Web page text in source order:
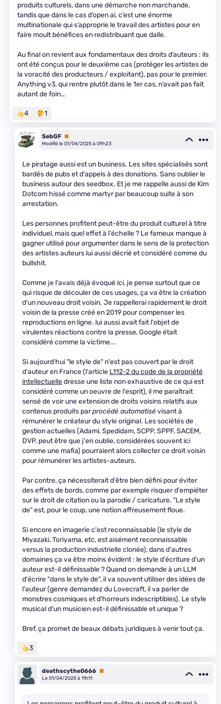
produits culturels, dans une démarche non marchande,
tandis que dans le cas d’open ai, c’est une énorme
multinationale qui s’approprie le travail des artistes pour en
faire moult bénéfices en redistribuant que dalle.
Au final on revient aux fondamentaux des droits d’auteurs : ils
ont été conçus pour le deuxième cas (protéger les artistes de
la voracité des producteurs / exploitant), pas pour le premier.
Anything v3, qui rentre plutôt dans le 1er cas, n’avait pas fait
autant de foin…
4 1
SebGF Premium
Modifié le 01/04/2025 à 09h23
Le piratage aussi est un business. Les sites spécialisés sont
bardés de pubs et d'appels à des donations. Sans oublier le
business autour des seedbox. Et je me rappelle aussi de Kim
Dotcom hissé comme martyr par beaucoup suite à son
arrestation.
Les personnes profitent peut-être du produit culturel à titre
individuel, mais quel effet à l'échelle ? Le fameux manque à
gagner utilisé pour argumenter dans le sens de la protection
des artistes auteurs lui aussi décrié et considéré comme du
bullshit.
Comme je l'avais déjà évoqué ici, je pense surtout que ce
qui risque de découler de ces usages, ça va être la création
d'un nouveau droit voisin. Je rappellerai rapidement le droit
voisin de la presse créé en 2019 pour compenser les
reproductions en ligne. lui aussi avait fait l'objet de
virulentes réactions contre la presse, Google était
considéré comme la victime...
Si aujourd'hui "le style de" n'est pas couvert par le droit
d'auteur en France (l'article L112-2 du code de la propriété
intellectuelledresse une liste non exhaustive de ce qui est
considéré comme un oeuvre de l'esprit), il me paraîtrait
sensé de voir une extension de droits voisins relatifs aux
contenus produits parprocédé automatisévisant à
rémunérer le créateur du style original. Les sociétés de
gestion actuelles (Adami, Spedidam, SCPP, SPPF, SACEM,
DVP, peut être que j'en oublie, considérées souvent ici
comme une mafia) pourraient alors collecter ce droit voisin
pour rémunérer les artistes-auteurs.
Par contre, ça nécessiterait d'être bien défini pour éviter
des effets de bords, comme par exemple risquer d'empiéter
sur le droit de citation ou la parodie / caricature. "Le style
de" est, pour le coup, une notion affreusement floue.
Si encore en imagerie c'est reconnaissable (le style de
Miyazaki, Toriyama, etc, est aisément reconnaissable
versus la production industrielle clonée), dans d'autres
domaines ça va être moins évident : le style d'écriture d'un
auteur est-il définissable ? Quand on demande à un LLM
d'écrire "dans le style de", il va souvent utiliser des idées de
l'auteur (genre demandez du Lovecraft, il va parler de
monstres cosmiques et d'horreurs indescriptibles). Le style
musical d'un musicien est-il définissable et unique ?
Bref, ça promet de beaux débats juridiques à venir tout ça.
3
deathscythe0666 Premium
Le 01/04/2025 à 11h11